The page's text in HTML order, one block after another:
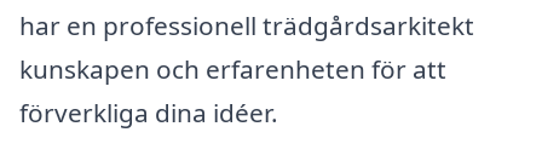
har en professionell trädgårdsarkitekt
kunskapen och erfarenheten för att
förverkliga dina idéer.